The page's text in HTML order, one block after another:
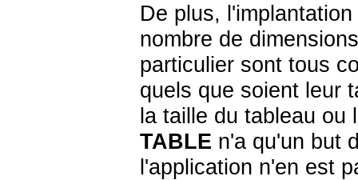
De plus,
nombre de
particulier sont tous
quels que soient leur
la taille du tableau
TABLE n'a qu'un but
l'application n'en est